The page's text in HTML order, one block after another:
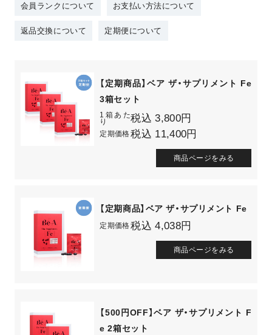
会員ランクについて お支払い方法について
返品交換について 定期便について
【定期商品】ベア ザ・サプリメント Fe
3箱セット
1箱あた
り 税込 3,800円
定期価格税込 11,400円
商品ページをみる
【定期商品】ベア ザ・サプリメント Fe
定期価格税込 4,038円
商品ページをみる
【500円OFF】ベア ザ・サプリメント F
e 2箱セット